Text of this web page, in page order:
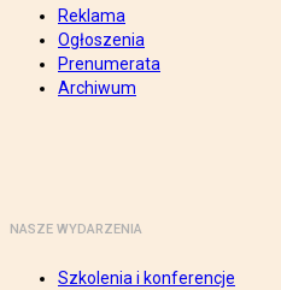
Reklama
Ogłoszenia
Prenumerata
Archiwum
NASZE WYDARZENIA
Szkolenia i konferencje